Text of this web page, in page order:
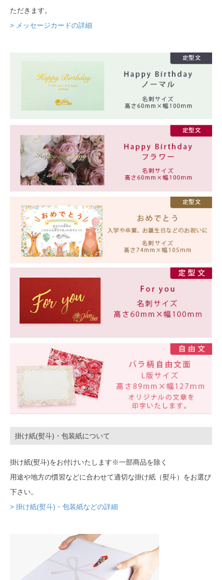
ただきます。
> メッセージカードの詳細
掛け紙(熨斗)・包装紙について
掛け紙(熨斗)をお付けいたします※一部商品を除く
用途や地方の慣習などに合わせて適切な掛け紙（熨斗）をお選び
下さい。
> 掛け紙(熨斗)・包装紙などの詳細